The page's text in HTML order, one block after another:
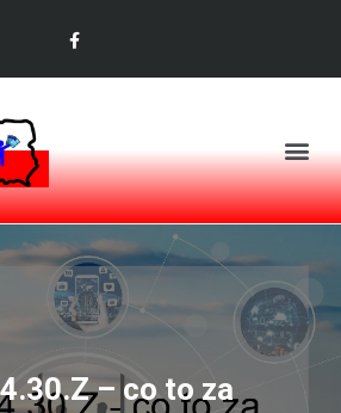
– co to za